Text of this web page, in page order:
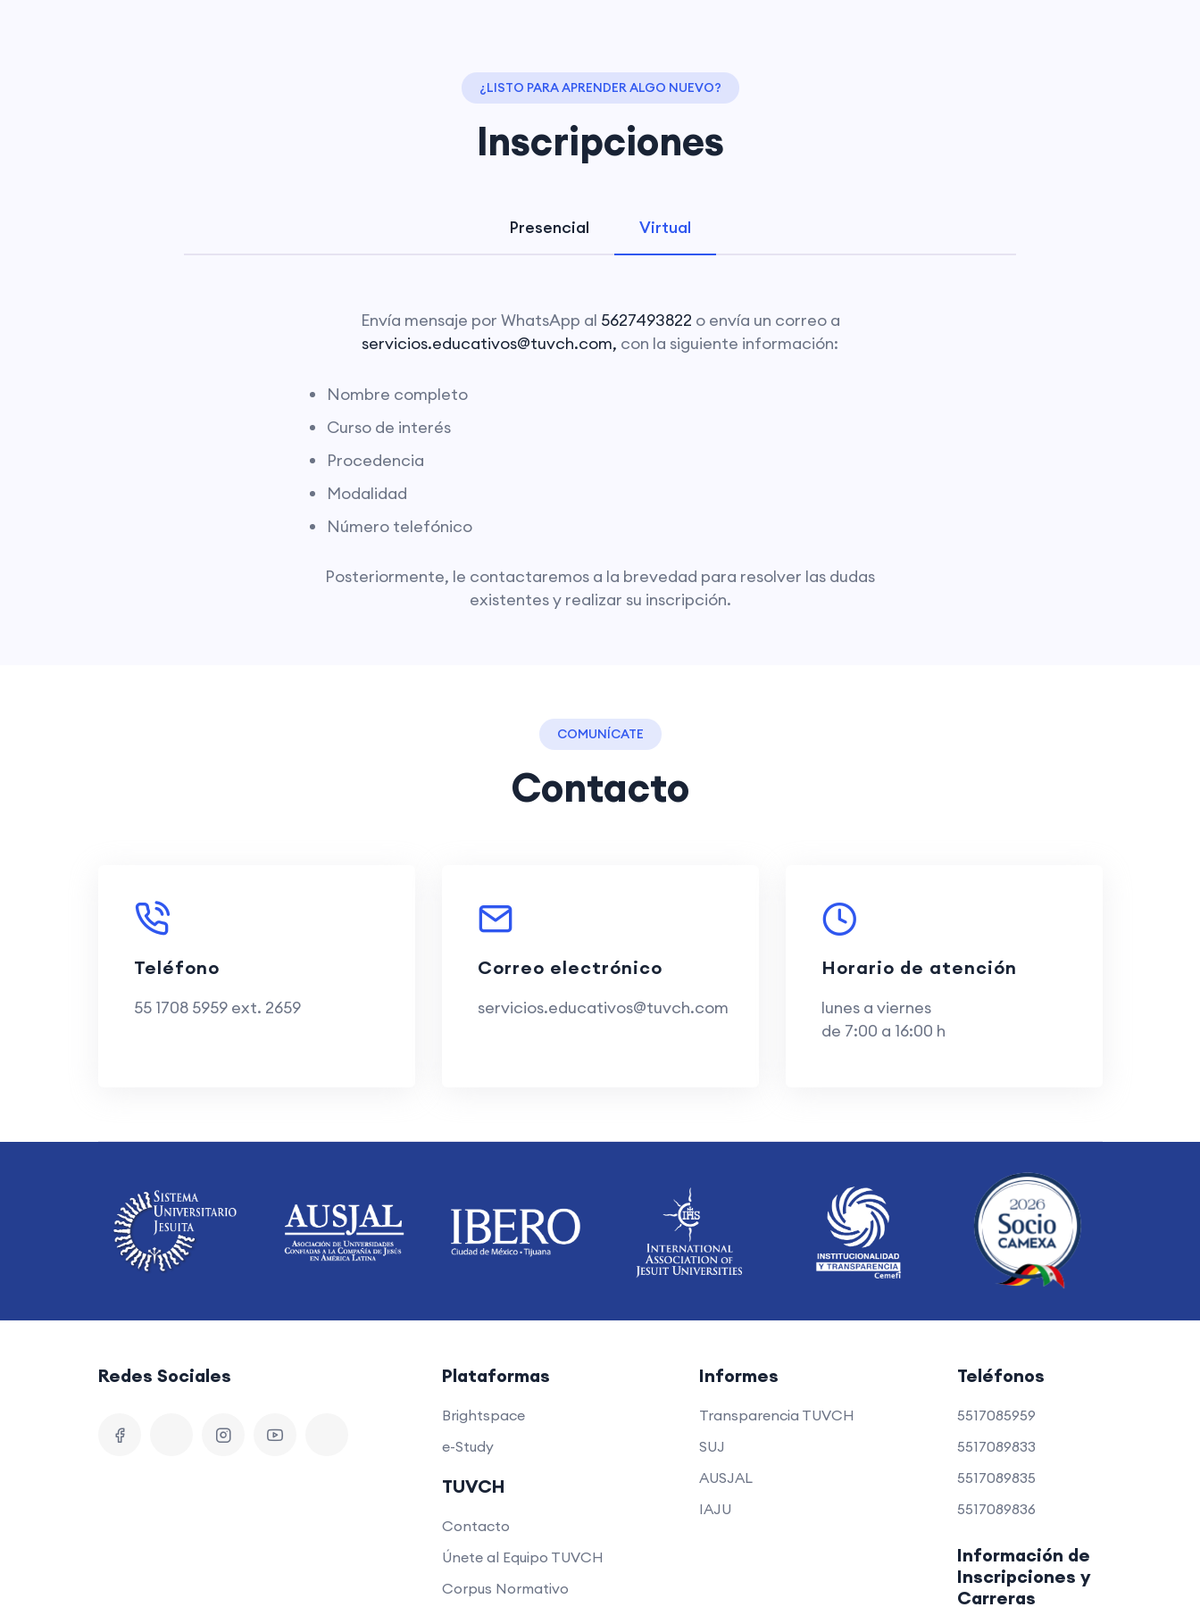
¿LISTO PARA APRENDER ALGO NUEVO?
Inscripciones
Presencial Virtual
Envía mensaje por WhatsApp al 5627493822 o envía un correo a
servicios.educativos@tuvch.com, con la siguiente información:
Nombre completo
Curso de interés
Procedencia
Modalidad
Número telefónico
Posteriormente, le contactaremos a la brevedad para resolver las dudas
existentes y realizar su inscripción.
COMUNÍCATE
Contacto
Teléfono
55 1708 5959 ext. 2659
Correo electrónico
servicios.educativos@tuvch.com
Horario de atención
lunes a viernes
de 7:00 a 16:00 h
Redes Sociales Plataformas
Brightspace
e-Study
TUVCH
Contacto
Únete al Equipo TUVCH
Corpus Normativo
Informes
Transparencia TUVCH
SUJ
AUSJAL
IAJU
Teléfonos
5517085959
5517089833
5517089835
5517089836
Información de
Inscripciones y
Carreras